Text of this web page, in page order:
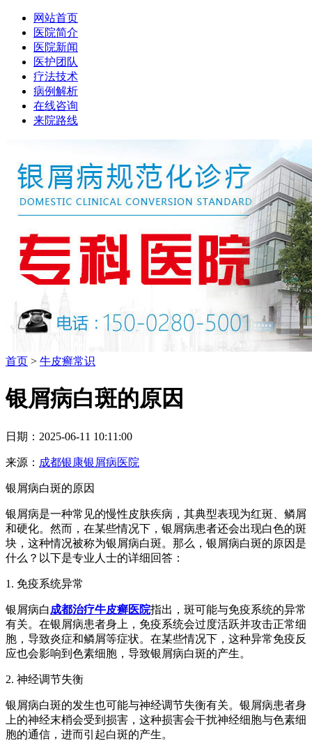
网站首页
医院简介
医院新闻
医护团队
疗法技术
病例解析
在线咨询
来院路线
首页 > 牛皮癣常识
银屑病白斑的原因
日期：2025-06-11 10:11:00
来源： 成都银康银屑病医院
银屑病白斑的原因
银屑病是一种常见的慢性皮肤疾病，其典型表现为红斑、鳞屑
和硬化。然而，在某些情况下，银屑病患者还会出现白色的斑
块，这种情况被称为银屑病白斑。那么，银屑病白斑的原因是
什么？以下是专业人士的详细回答：
1. 免疫系统异常
银屑病白成都治疗牛皮癣医院指出，斑可能与免疫系统的异常
有关。在银屑病患者身上，免疫系统会过度活跃并攻击正常细
胞，导致炎症和鳞屑等症状。在某些情况下，这种异常免疫反
应也会影响到色素细胞，导致银屑病白斑的产生。
2. 神经调节失衡
银屑病白斑的发生也可能与神经调节失衡有关。银屑病患者身
上的神经末梢会受到损害，这种损害会干扰神经细胞与色素细
胞的通信，进而引起白斑的产生。